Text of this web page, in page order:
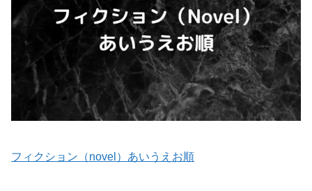
フィクション（novel）あいうえお順